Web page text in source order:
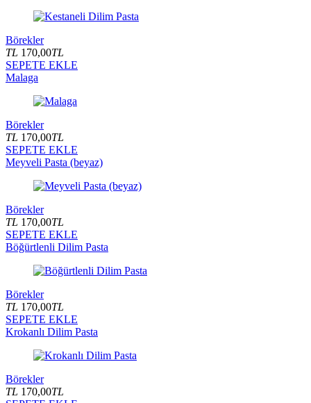
Börekler
TL 170,00TL
SEPETE EKLE
Malaga
Börekler
TL 170,00TL
SEPETE EKLE
Meyveli Pasta (beyaz)
Börekler
TL 170,00TL
SEPETE EKLE
Böğürtlenli Dilim Pasta
Börekler
TL 170,00TL
SEPETE EKLE
Krokanlı Dilim Pasta
Börekler
TL 170,00TL